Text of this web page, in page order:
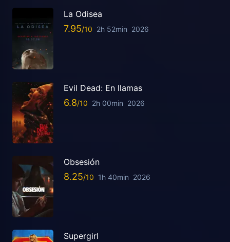
La Odisea
7.95 2h 52min 2026
Evil Dead: En llamas
6.8 2h 00min 2026
Obsesión
8.25 1h 40min 2026
Supergirl